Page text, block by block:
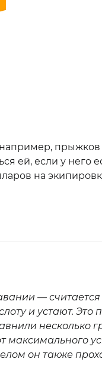
прыжков
ей, если у него
на
— считается
и устают. Это
несколько
максимального
он также